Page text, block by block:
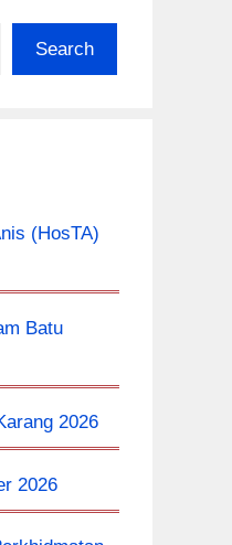
Search
(HosTA)
Batu
2026
2026